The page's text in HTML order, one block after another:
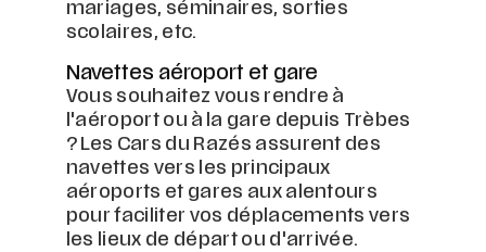
mariages, séminaires, sorties
scolaires, etc.
Navettes aéroport et gare
Vous souhaitez vous rendre à
l'aéroport ou à la gare depuis Trèbes
? Les Cars du Razés assurent des
navettes vers les principaux
aéroports et gares aux alentours
pour faciliter vos déplacements vers
les lieux de départ ou d'arrivée.